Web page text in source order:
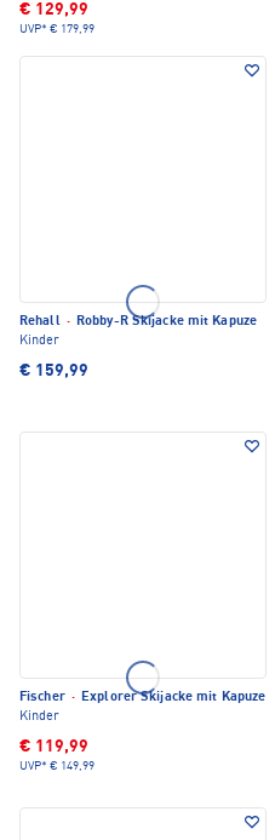
€ 129,99
UVP* € 179,99
Rehall · Robby-R Skijacke mit Kapuze
Kinder
€ 159,99
Fischer · Explorer Skijacke mit Kapuze
Kinder
€ 119,99
UVP* € 149,99